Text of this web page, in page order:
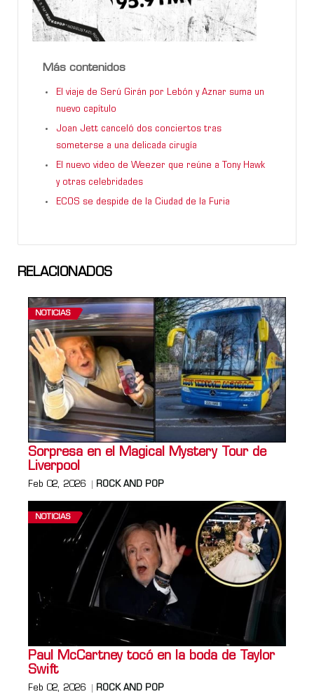
Más contenidos
El viaje de Serú Girán por Lebón y Aznar suma un
nuevo capítulo
Joan Jett canceló dos conciertos tras
someterse a una delicada cirugía
El nuevo video de Weezer que reúne a Tony Hawk
y otras celebridades
ECOS se despide de la Ciudad de la Furia
RELACIONADOS
NOTICIAS
Sorpresa en el Magical Mystery Tour de
Liverpool
Feb 02, 2026 ROCK AND POP
NOTICIAS
Paul McCartney tocó en la boda de Taylor
Swift
Feb 02, 2026 ROCK AND POP